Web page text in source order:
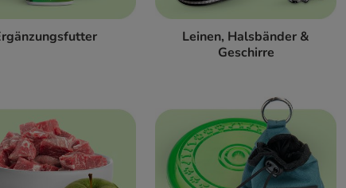
Leinen, Halsbänder &
Geschirre